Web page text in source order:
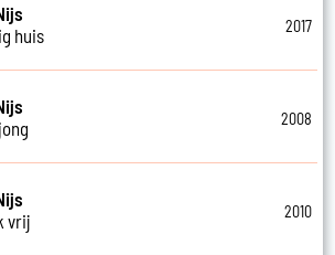
huis
2017
2008
vrij
2010